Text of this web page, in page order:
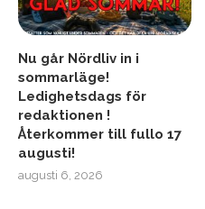
Nu går Nördliv in i
sommarläge!
Ledighetsdags för
redaktionen !
Återkommer till fullo 17
augusti!
augusti 6, 2026